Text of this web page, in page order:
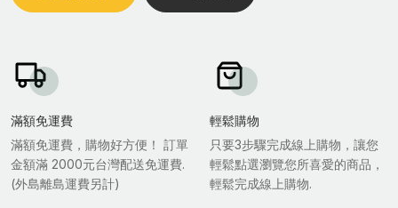
滿額免運費
滿額免運費，購物好方便！ 訂單
金額滿 2000元台灣配送免運費.
(外島離島運費另計)
輕鬆購物
只要3步驟完成線上購物，讓您
輕鬆點選瀏覽您所喜愛的商品，
輕鬆完成線上購物.